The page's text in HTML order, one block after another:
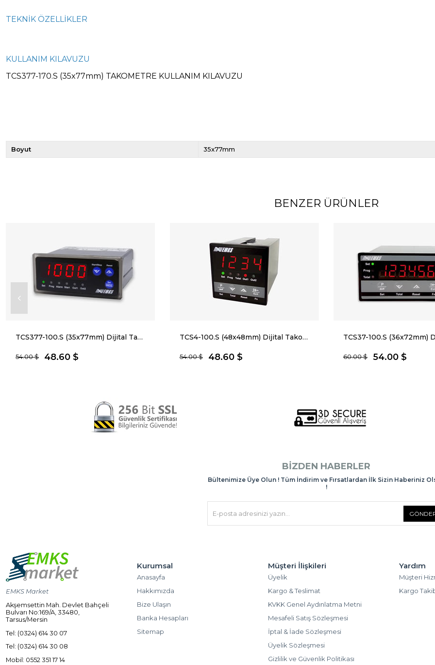
TEKNİK ÖZELLİKLER
KULLANIM KILAVUZU
TCS377-170.S (35x77mm) TAKOMETRE KULLANIM KILAVUZU
Boyut 35x77mm
BENZER ÜRÜNLER
TCS377-100.S (35x77mm) Dijital Takometre
48.60 $
54.00 $
TCS4-100.S (48x48mm) Dijital Takometre
48.60 $
54.00 $ 54.00 $
60.00 $
BIZDEN HABERLER
Bültenimize Üye Olun ! Tüm İndirim ve Fırsatlardan İlk Sizin Haberiniz
!
EMKS Market
Akşemsettin Mah. Devlet Bahçeli
Bulvarı No:169/A, 33480,
Tarsus/Mersin
Tel: (0324) 614 30 07
Tel: (0324) 614 30 08
Mobil: 0552 351 17 14
Kurumsal
Anasayfa
Hakkımızda
Bize Ulaşın
Banka Hesapları
Sitemap
Müşteri İlişkileri
Üyelik
Kargo & Teslimat
KVKK Genel Aydınlatma Metni
Mesafeli Satış Sözleşmesi
İptal & İade Sözleşmesi
Üyelik Sözleşmesi
Gizlilik ve Güvenlik Politikası
Yardım
Müşteri
Kargo